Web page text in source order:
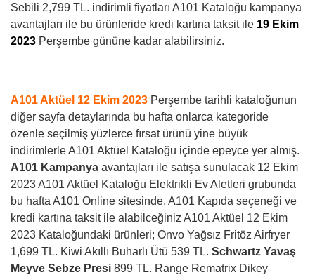
Sebili 2,799 TL. indirimli fiyatları A101 Kataloğu kampanya
avantajları ile bu ürünleride kredi kartına taksit ile 19 Ekim
2023 Perşembe gününe kadar alabilirsiniz.
A101 Aktüel 12 Ekim 2023 Perşembe tarihli kataloğunun
diğer sayfa detaylarında bu hafta onlarca kategoride
özenle seçilmiş yüzlerce fırsat ürünü yine büyük
indirimlerle A101 Aktüel Kataloğu içinde epeyce yer almış.
A101 Kampanya avantajları ile satışa sunulacak 12 Ekim
2023 A101 Aktüel Kataloğu Elektrikli Ev Aletleri grubunda
bu hafta A101 Online sitesinde, A101 Kapıda seçeneği ve
kredi kartına taksit ile alabilceğiniz A101 Aktüel 12 Ekim
2023 Kataloğundaki ürünleri; Onvo Yağsız Fritöz Airfryer
1,699 TL. Kiwi Akıllı Buharlı Ütü 539 TL. Schwartz Yavaş
Meyve Sebze Presi 899 TL. Range Rematrix Dikey